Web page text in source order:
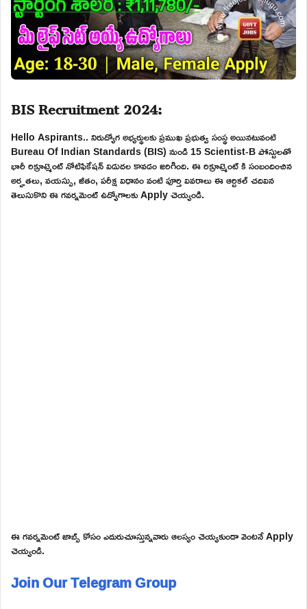
BIS Recruitment 2024:
Hello Aspirants.. నిరుద్యోగ అభ్యర్థులకు ప్రముఖ ప్రభుత్వ సంస్థ అయినటువంటి
Bureau Of Indian Standards (BIS) నుండి 15 Scientist-B పోస్టులతో
భారీ రిక్రూట్మెంట్ నోటిఫికేషన్ విడుదల కావడం జరిగింది. ఈ రిక్రూట్మెంట్ కి సంబందించిన
అర్హతలు, వయస్సు, జీతం, పరీక్ష విధానం వంటి పూర్తి వివరాలు ఈ ఆర్టికల్ చదివిన
తెలుసుకొని ఈ గవర్నమెంట్ ఉద్యోగాలకు Apply చెయ్యండి.
ఈ గవర్నమెంట్ జాబ్స్ కోసం ఎదురుచూస్తున్నవారు ఆలస్యం చెయ్యకుండా వెంటనే Apply
చెయ్యండి.
Join Our Telegram Group